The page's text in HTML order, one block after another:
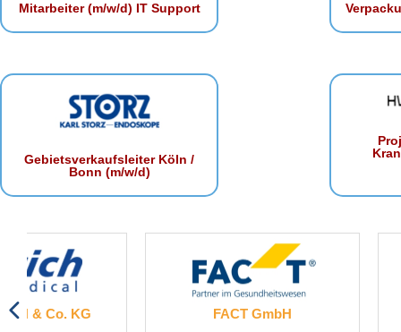
Mitarbeiter (m/w/d) IT Support
Gebietsverkaufsleiter Köln /
Bonn (m/w/d)